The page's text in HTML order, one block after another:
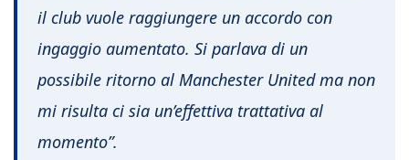
il club vuole raggiungere un accordo con
ingaggio aumentato. Si parlava di un
possibile ritorno al Manchester United ma non
mi risulta ci sia un’effettiva trattativa al
momento”.